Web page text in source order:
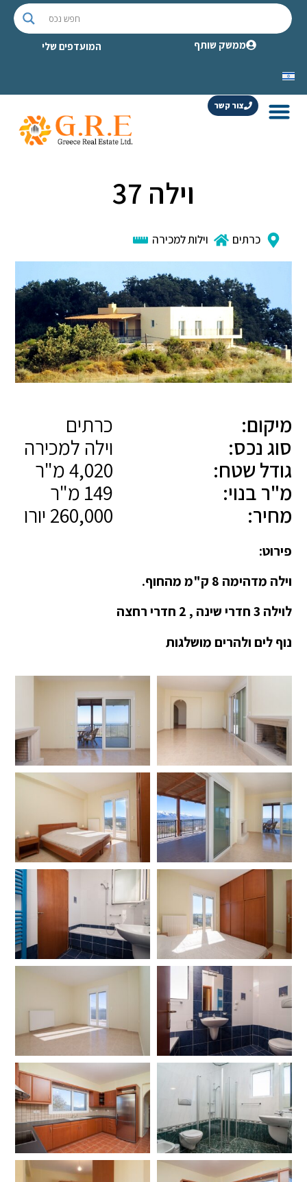
ממשק שותף המועדפים שלי
צור קשר
וילה 37
כרתים וילות למכירה
מיקום:
כרתים
סוג נכס:
וילה למכירה
גודל שטח:
מ"ר בנוי:
מחיר:
פירוט:
וילה מדהימה 8 ק"מ מהחוף.
לוילה 3 חדרי שינה , 2 חדרי רחצה
נוף לים ולהרים מושלגות